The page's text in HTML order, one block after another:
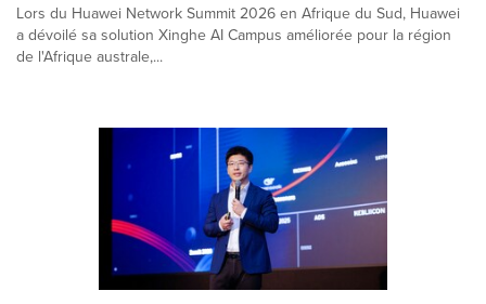
Lors du Huawei Network Summit 2026 en Afrique du Sud, Huawei
a dévoilé sa solution Xinghe AI Campus améliorée pour la région
de l'Afrique australe,...